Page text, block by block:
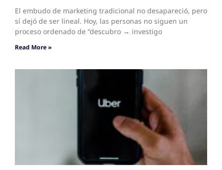
El embudo de marketing tradicional no desapareció, pero
sí dejó de ser lineal. Hoy, las personas no siguen un
proceso ordenado de “descubro → investigo
Read More »